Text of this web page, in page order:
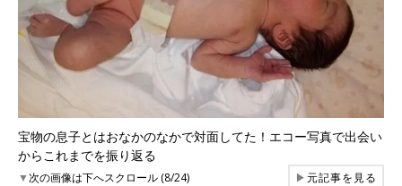
宝物の息子とはおなかのなかで対面してた！エコー写真で出会い
からこれまでを振り返る
▼次の画像は下へスクロール (8/24) ▶元記事を見る